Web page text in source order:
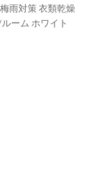
雨対策 衣類乾燥
ーム ホワイト